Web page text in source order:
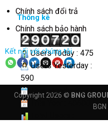
Chính sách đổi trả
Chính sách bảo hành
Kết nối với chúng tôi
Thống kê
Users Today : 475
Users Yesterday :
590
This Month : 3277
Copyright 2026 © BNG